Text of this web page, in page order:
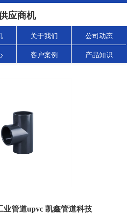
应商机
关于我们 公司动态
客户案例 产品知识
管道upvc 凯鑫管道科技